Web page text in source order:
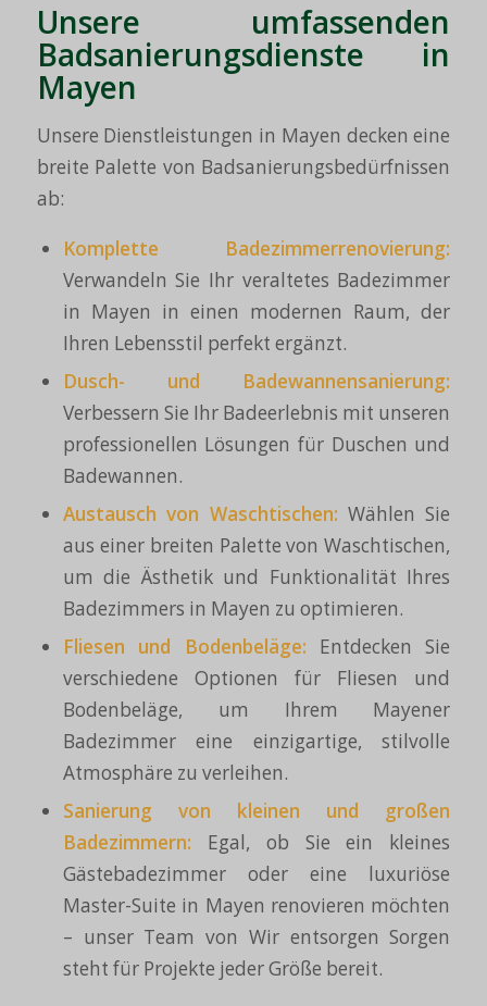
Unsere umfassenden
Badsanierungsdienste in
Mayen
Unsere Dienstleistungen in Mayen decken eine
breite Palette von Badsanierungsbedürfnissen
ab:
Komplette Badezimmerrenovierung:
Verwandeln Sie Ihr veraltetes Badezimmer
in Mayen in einen modernen Raum, der
Ihren Lebensstil perfekt ergänzt.
Dusch- und Badewannensanierung:
Verbessern Sie Ihr Badeerlebnis mit unseren
professionellen Lösungen für Duschen und
Badewannen.
Austausch von Waschtischen: Wählen Sie
aus einer breiten Palette von Waschtischen,
um die Ästhetik und Funktionalität Ihres
Badezimmers in Mayen zu optimieren.
Fliesen und Bodenbeläge: Entdecken Sie
verschiedene Optionen für Fliesen und
Bodenbeläge, um Ihrem Mayener
Badezimmer eine einzigartige, stilvolle
Atmosphäre zu verleihen.
Sanierung von kleinen und großen
Badezimmern: Egal, ob Sie ein kleines
Gästebadezimmer oder eine luxuriöse
Master-Suite in Mayen renovieren möchten
– unser Team von Wir entsorgen Sorgen
steht für Projekte jeder Größe bereit.